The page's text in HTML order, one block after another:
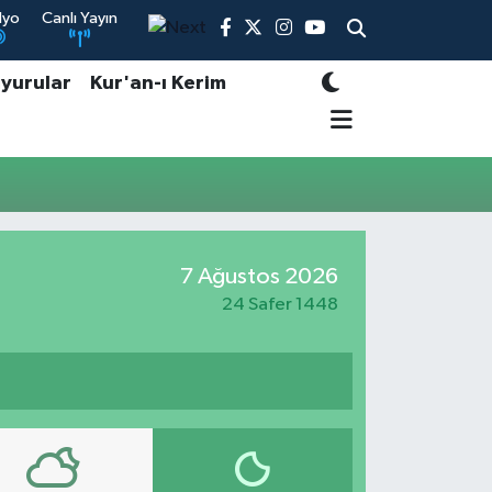
Canlı Yayın
Kur'an-ı Kerim
7 Ağustos 2026
24 Safer 1448